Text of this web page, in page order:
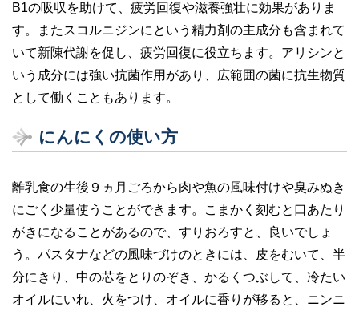
B1の吸収を助けて、疲労回復や滋養強壮に効果がありま
す。またスコルニジンにという精力剤の主成分も含まれて
いて新陳代謝を促し、疲労回復に役立ちます。アリシンと
いう成分には強い抗菌作用があり、広範囲の菌に抗生物質
として働くこともあります。
にんにくの使い方
離乳食の生後９ヵ月ごろから肉や魚の風味付けや臭みぬき
にごく少量使うことができます。こまかく刻むと口あたり
がきになることがあるので、すりおろすと、良いでしょ
う。パスタナなどの風味づけのときには、皮をむいて、半
分にきり、中の芯をとりのぞき、かるくつぶして、冷たい
オイルにいれ、火をつけ、オイルに香りが移ると、ニンニ